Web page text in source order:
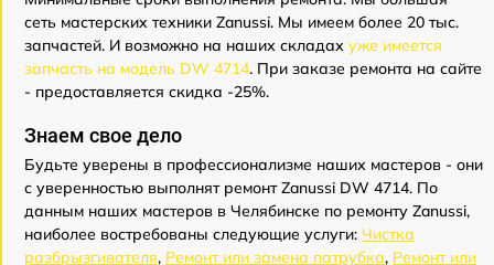
сеть мастерских техники Zanussi. Мы имеем более 20 тыс.
запчастей. И возможно на наших складах уже имеется
запчасть на модель DW 4714. При заказе ремонта на сайте
- предоставляется скидка -25%.
Знаем свое дело
Будьте уверены в профессионализме наших мастеров - они
с уверенностью выполнят ремонт Zanussi DW 4714. По
данным наших мастеров в Челябинске по ремонту Zanussi,
наиболее востребованы следующие услуги: Чистка
разбрызгивателя, Ремонт или замена патрубка, Ремонт или